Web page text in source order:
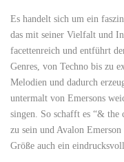
Es handelt sich um ein
das mit seiner Vielfalt und
facettenreich und entführt
Genres, von Techno bis zu
Melodien und dadurch
untermalt von Emersons
singen. So schafft es “&
zu sein und Avalon
Größe auch ein